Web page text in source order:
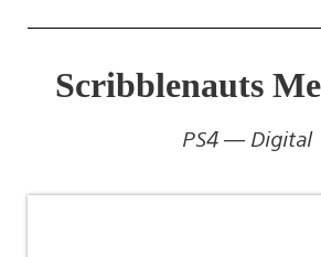
Scribblenauts
PS4 — Digital